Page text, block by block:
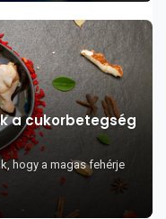
a cukorbetegség
hogy a magas fehérje